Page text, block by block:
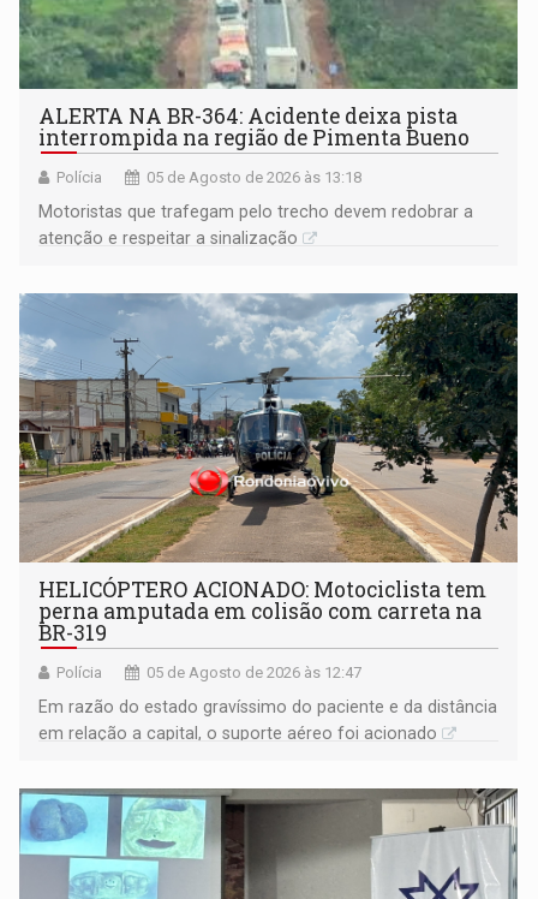
ALERTA NA BR-364: Acidente deixa pista
interrompida na região de Pimenta Bueno
Polícia 05 de Agosto de 2026 às 13:18
​Motoristas que trafegam pelo trecho devem redobrar a
atenção e respeitar a sinalização
HELICÓPTERO ACIONADO: Motociclista tem
perna amputada em colisão com carreta na
BR-319
Polícia 05 de Agosto de 2026 às 12:47
Em razão do estado gravíssimo do paciente e da distância
em relação a capital, o suporte aéreo foi acionado